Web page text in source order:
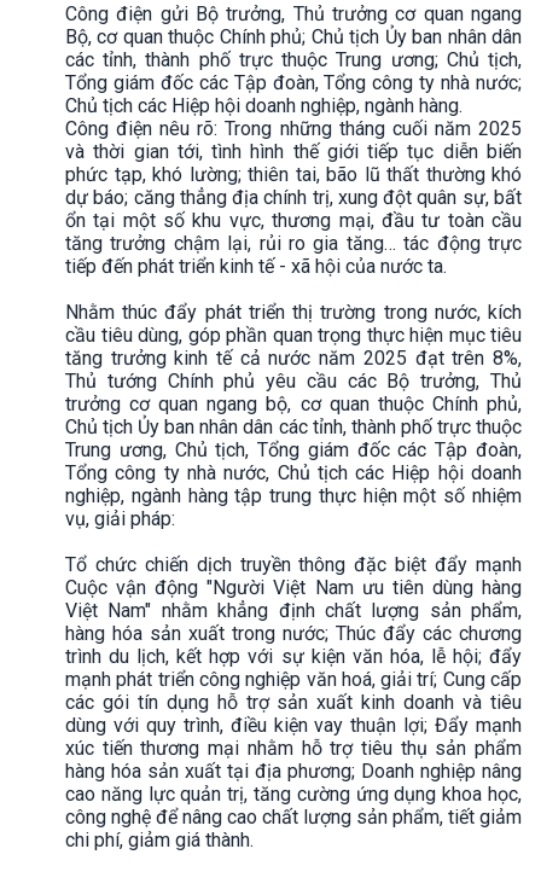
Công điện gửi Bộ trưởng, Thủ trưởng cơ quan ngang
Bộ, cơ quan thuộc Chính phủ; Chủ tịch Ủy ban nhân dân
các tỉnh, thành phố trực thuộc Trung ương; Chủ tịch,
Tổng giám đốc các Tập đoàn, Tổng công ty nhà nước;
Chủ tịch các Hiệp hội doanh nghiệp, ngành hàng.
Công điện nêu rõ: Trong những tháng cuối năm 2025
và thời gian tới, tình hình thế giới tiếp tục diễn biến
phức tạp, khó lường; thiên tai, bão lũ thất thường khó
dự báo; căng thẳng địa chính trị, xung đột quân sự, bất
ổn tại một số khu vực, thương mại, đầu tư toàn cầu
tăng trưởng chậm lại, rủi ro gia tăng… tác động trực
tiếp đến phát triển kinh tế - xã hội của nước ta.
Nhằm thúc đẩy phát triển thị trường trong nước, kích
cầu tiêu dùng, góp phần quan trọng thực hiện mục tiêu
tăng trưởng kinh tế cả nước năm 2025 đạt trên 8%,
Thủ tướng Chính phủ yêu cầu các Bộ trưởng, Thủ
trưởng cơ quan ngang bộ, cơ quan thuộc Chính phủ,
Chủ tịch Ủy ban nhân dân các tỉnh, thành phố trực thuộc
Trung ương, Chủ tịch, Tổng giám đốc các Tập đoàn,
Tổng công ty nhà nước, Chủ tịch các Hiệp hội doanh
nghiệp, ngành hàng tập trung thực hiện một số nhiệm
vụ, giải pháp:
Tổ chức chiến dịch truyền thông đặc biệt đẩy mạnh
Cuộc vận động "Người Việt Nam ưu tiên dùng hàng
Việt Nam" nhằm khẳng định chất lượng sản phẩm,
hàng hóa sản xuất trong nước; Thúc đẩy các chương
trình du lịch, kết hợp với sự kiện văn hóa, lễ hội; đẩy
mạnh phát triển công nghiệp văn hoá, giải trí; Cung cấp
các gói tín dụng hỗ trợ sản xuất kinh doanh và tiêu
dùng với quy trình, điều kiện vay thuận lợi; Đẩy mạnh
xúc tiến thương mại nhằm hỗ trợ tiêu thụ sản phẩm
hàng hóa sản xuất tại địa phương; Doanh nghiệp nâng
cao năng lực quản trị, tăng cường ứng dụng khoa học,
công nghệ để nâng cao chất lượng sản phẩm, tiết giảm
chi phí, giảm giá thành.